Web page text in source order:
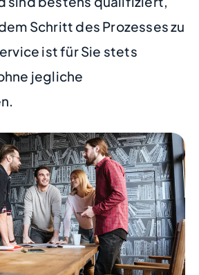
Schritt des Prozesses zu
ist für Sie stets
jegliche